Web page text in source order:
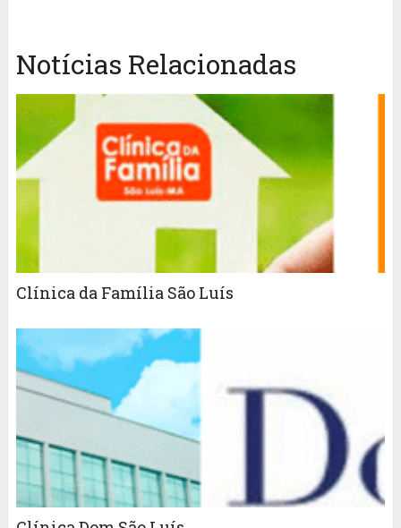
Notícias Relacionadas
Clínica da Família São Luís